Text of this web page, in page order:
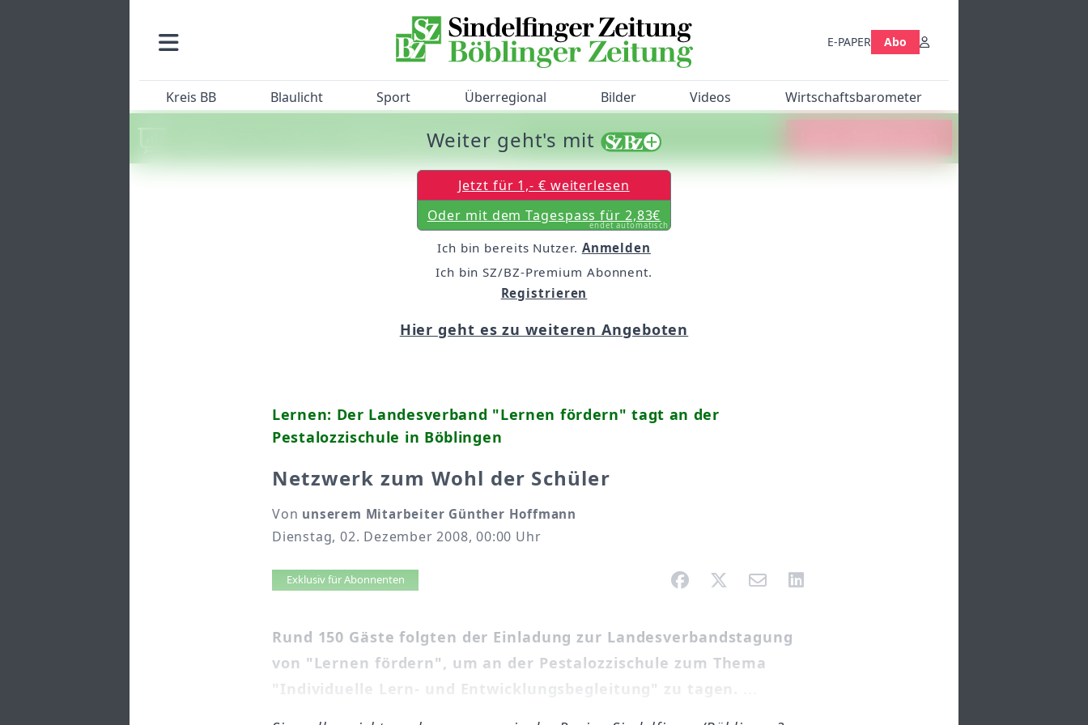
E-PAPER Abo
Kreis BB Blaulicht Sport Überregional Bilder Videos Wirtschaftsbarometer
Machen Sie mit beim SZ/BZ-Bürgerbarometer!
Lernen: Der Landesverband "Lernen fördern" tagt an der
Pestalozzischule in Böblingen
Netzwerk zum Wohl der Schüler
Von unserem Mitarbeiter Günther Hoffmann
Dienstag, 02. Dezember 2008, 00:00 Uhr
Artikel vorlesen
Exklusiv für Abonnenten
Rund 150 Gäste folgten der Einladung zur Landesverbandstagung
von "Lernen fördern", um an der Pestalozzischule zum Thema
"Individuelle Lern- und Entwicklungsbegleitung" zu tagen.
Weiter geht's mit
Jetzt für 1,- € weiterlesen
Oder mit dem Tagespass für 2,83€
endet automatisch
Ich bin bereits Nutzer. Anmelden
Ich bin SZ/BZ-Premium Abonnent.
Registrieren
Hier geht es zu weiteren Angeboten